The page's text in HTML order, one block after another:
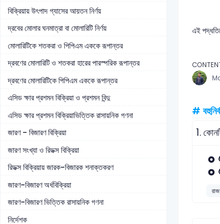
বিক্রিয়ায় উৎপাদ গ্যাসের আয়তন নির্ণয়
দ্রবের মোলার ঘনমাত্রা বা মোলারিটি নির্ণয়
মোলারিটিকে শতকরা ও পিপিএম এককে রূপান্তর
দ্রবণের মোলারিটি ও শতকরা হারের পারস্পরিক রূপান্তর
দ্রবণের মোলারিটিকে পিপিএম এককে রূপান্তর
এসিড ক্ষার প্রশমন বিক্রিয়া ও প্রশমন বিন্দু
এসিড ক্ষার প্রশমন বিক্রিয়াভিত্তিক রাসায়নিক গণনা
জারণ - বিজারণ বিক্রিয়া
জারণ সংখ্যা ও রিডক্স বিক্রিয়া
রিডক্স বিক্রিয়ায় জারক-বিজারক শনাক্তকরণ
জারণ-বিজারণ অর্ধবিক্রিয়া
জারণ-বিজারণ ভিত্তিক রাসায়নিক গণনা
নির্দেশক
এই
#
1.